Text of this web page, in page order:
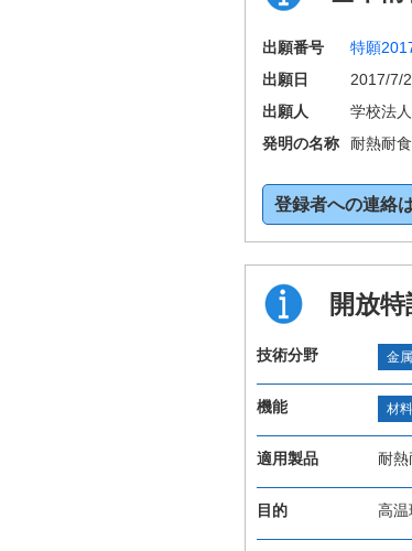
出願番号 特願
出願日
2017/7/
出願人
学校法
発明の名称
耐熱耐
登録者への連絡
開放
技術分野 金
機能 材
適用製品 耐熱
目的 高温